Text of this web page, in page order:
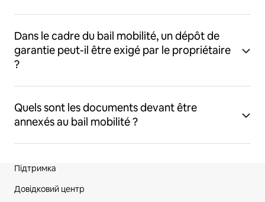
Dans le cadre du bail mobilité, un dépôt de
garantie peut-il être exigé par le propriétaire
?
Quels sont les documents devant être
annexés au bail mobilité ?
Нижній колонтитул сайту
Підтримка
Довідковий центр